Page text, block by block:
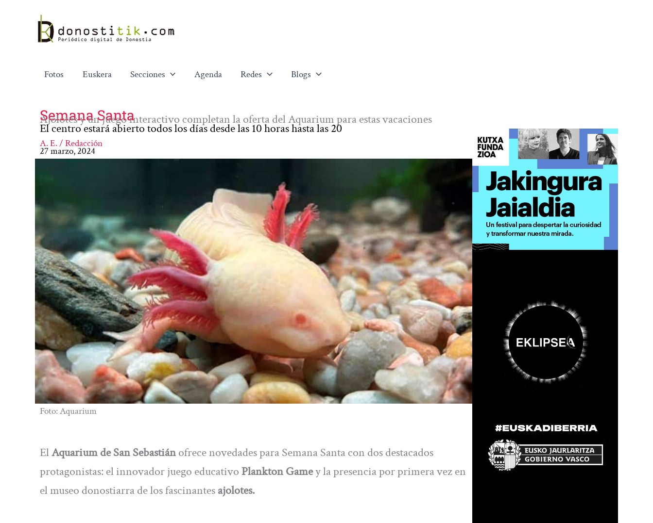
contenido
Fotos Euskera Secciones Agenda Redes Blogs
Semana Santa
Ajolotes y un juego interactivo completan la oferta del Aquarium para estas vacaciones
El centro estará abierto todos los días desde las 10 horas hasta las 20
A. E. / Redacción
27 marzo, 2024
Foto: Aquarium
ElAquarium de San Sebastiánofrece novedades para Semana Santa con dos destacados
protagonistas: el innovador juego educativo Plankton Gamey la presencia por primera vez en
el museo donostiarra de los fascinantesajolotes.